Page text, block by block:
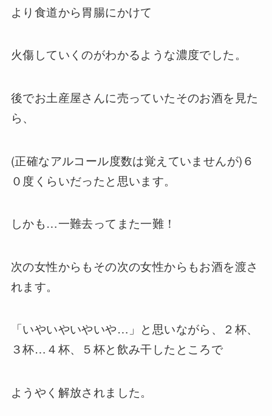
より食道から胃腸にかけて
火傷していくのがわかるような濃度でした。
後でお土産屋さんに売っていたそのお酒を見た
ら、
(正確なアルコール度数は覚えていませんが)６
０度くらいだったと思います。
しかも…一難去ってまた一難！
次の女性からもその次の女性からもお酒を渡さ
れます。
「いやいやいやいや…」と思いながら、２杯、
３杯…４杯、５杯と飲み干したところで
ようやく解放されました。